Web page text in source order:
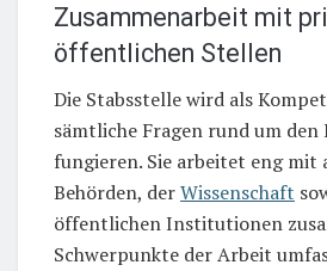
Zusammenarbeit mit
öffentlichen Stellen
Die Stabsstelle wird als
sämtliche Fragen rund um den
fungieren. Sie arbeitet eng mit
Behörden, derWissenschaft
öffentlichen Institutionen
Schwerpunkte der Arbeit